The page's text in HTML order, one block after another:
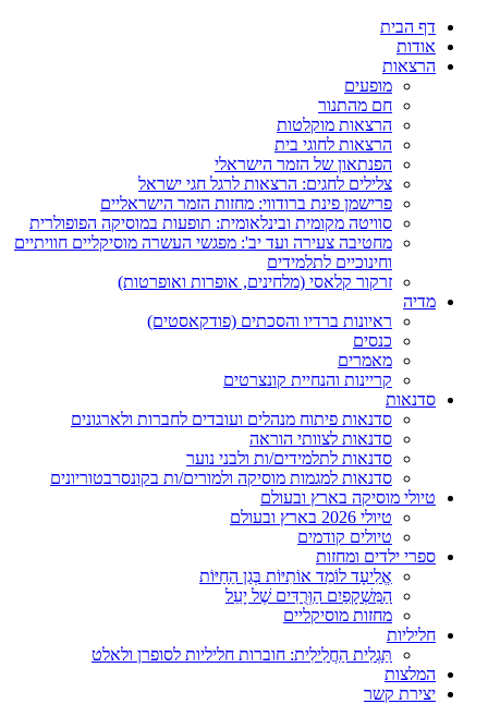
דף הבית
אודות
הרצאות
מופעים
חם מהתנור
הרצאות מוקלטות
הרצאות לחוגי בית
הפנתאון של הזמר הישראלי
צלילים לחגים: הרצאות לרגל חגי ישראל
פרישמן פינת ברודווי: מחזות הזמר הישראליים
סוויטה מקומית ובינלאומית: תופעות במוסיקה הפופולרית
מחטיבה צעירה ועד יב': מפגשי העשרה מוסיקליים חוויתיים
וחינוכיים לתלמידים
זרקור קלאסי (מלחינים, אופרות ואופרטות)
מדיה
ראיונות ברדיו והסכתים (פודקאסטים)
כנסים
מאמרים
קריינות והנחיית קונצרטים
סדנאות
סדנאות פיתוח מנהלים ועובדים לחברות ולארגונים
סדנאות לצוותי הוראה
סדנאות לתלמידים/ות ולבני נוער
סדנאות למגמות מוסיקה ולמורים/ות בקונסרבטוריונים
טיולי מוסיקה בארץ ובעולם
טיולי 2026 בארץ ובעולם
טיולים קודמים
ספרי ילדים ומחזות
אֱלִיעָד לוֹמֵד אוֹתִיּוֹת בְּגַן הַחַיּוֹת
הַמִּשְׁקָפַיִם הַוְּרֻדִּים שֶׁל יָעֵל
מחזות מוסיקליים
חליליות
תַּגְלִית הַחֲלִילִית: חוברות חליליות לסופרן ולאלט
המלצות
יצירת קשר